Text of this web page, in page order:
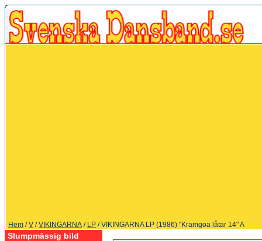
Hem /V /VIKINGARNA / LP / VIKINGARNA LP (1986) "Kramgoa låtar 14" A
Slumpmässig bild